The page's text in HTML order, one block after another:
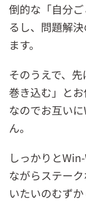
倒的な「自分
るし、問題解
ます。
そのうえで、
巻き込む」と
なのでお互い
ん。
しっかりと
ながらステー
いたいのむず